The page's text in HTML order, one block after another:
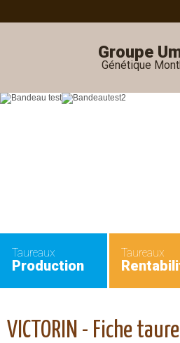
Groupe
Génétique
Taureaux
Production
Taureaux
VICTORIN - Fiche